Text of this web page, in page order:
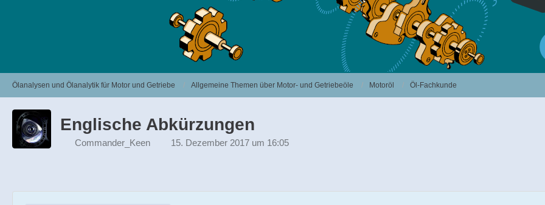
Ölanalysen und Ölanalytik für Motor und Getriebe Allgemeine Themen über Motor- und Getriebeöle Motoröl Öl-Fachkunde
Englische Abkürzungen
Commander_Keen 15. Dezember 2017 um 16:05